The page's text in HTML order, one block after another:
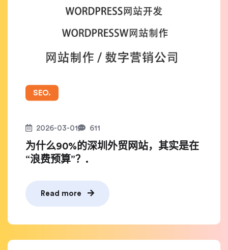
SEO.
2026-03-01 611
为什么90%的深圳外贸网站，其实是在
“浪费预算”？.
Read more